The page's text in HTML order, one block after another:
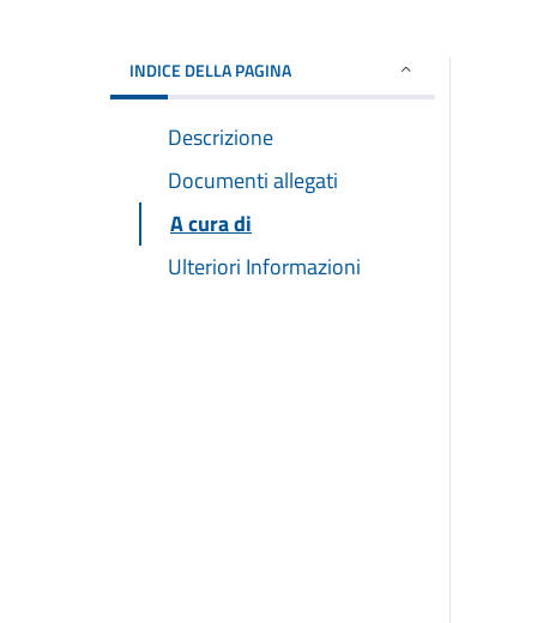
INDICE DELLA PAGINA
Descrizione
Documenti allegati
A cura di
Ulteriori Informazioni